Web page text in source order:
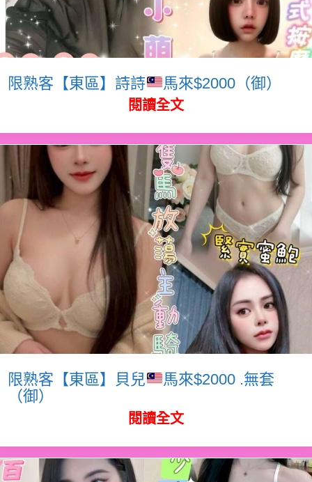
限熟客【東區】詩詩 馬來$2000（御）
閱讀全文
限熟客【東區】貝兒
馬來$2000 .無套
（御）
閱讀全文